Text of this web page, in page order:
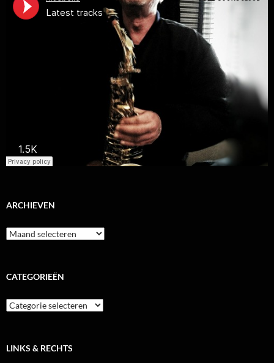
ARCHIEVEN
Archieven
CATEGORIEËN
Categorieën
LINKS & RECHTS